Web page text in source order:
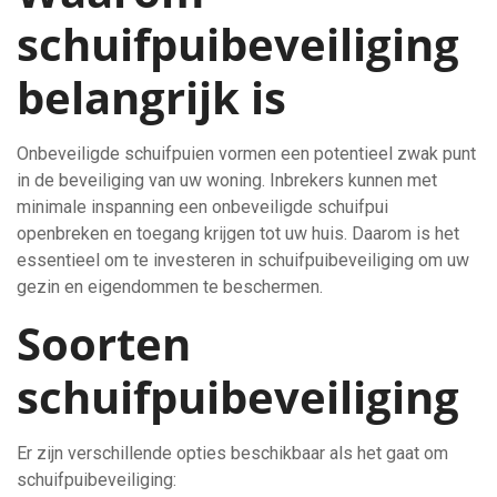
schuifpuibeveiliging
belangrijk is
Onbeveiligde schuifpuien vormen een potentieel zwak punt
in de beveiliging van uw woning. Inbrekers kunnen met
minimale inspanning een onbeveiligde schuifpui
openbreken en toegang krijgen tot uw huis. Daarom is het
essentieel om te investeren in schuifpuibeveiliging om uw
gezin en eigendommen te beschermen.
Soorten
schuifpuibeveiliging
Er zijn verschillende opties beschikbaar als het gaat om
schuifpuibeveiliging: